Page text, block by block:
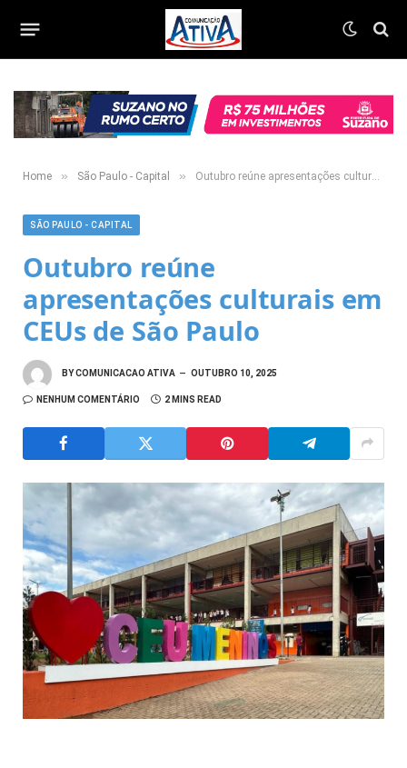
Home » São Paulo - Capital » Outubro reúne apresentações culturais em CEUs de São Paulo
SÃO PAULO - CAPITAL
Outubro reúne
apresentações culturais em
CEUs de São Paulo
BYCOMUNICACAO ATIVA OUTUBRO 10, 2025
NENHUM COMENTÁRIO 2 MINS READ